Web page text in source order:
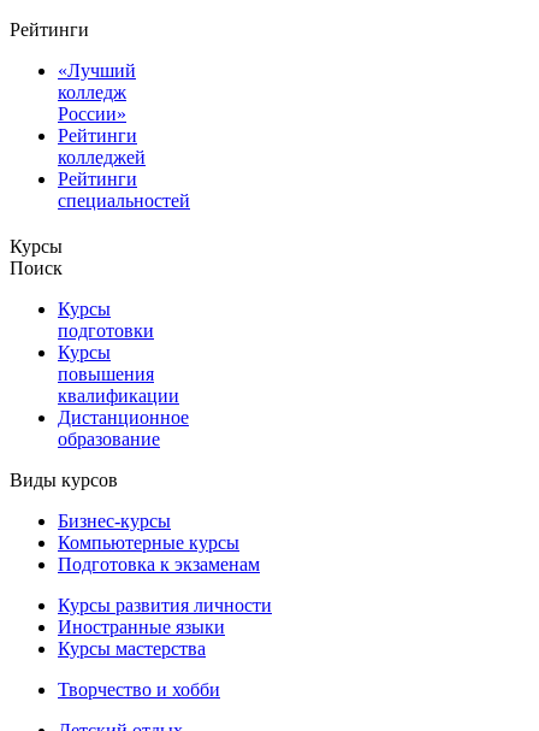
Рейтинги
«Лучший
колледж
России»
Рейтинги
колледжей
Рейтинги
специальностей
Курсы
Поиск
Курсы
подготовки
Курсы
повышения
квалификации
Дистанционное
образование
Виды курсов
Бизнес-курсы
Компьютерные курсы
Подготовка к экзаменам
Курсы развития личности
Иностранные языки
Курсы мастерства
Творчество и хобби